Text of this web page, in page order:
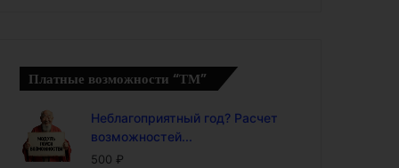
Платные возможности “ТМ”
Неблагоприятный год? Расчет
возможностей...
500 ₽